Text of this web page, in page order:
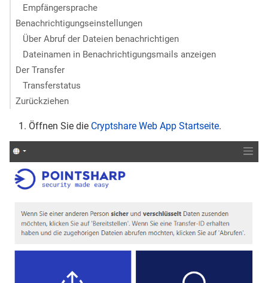
Empfängersprache
Benachrichtigungseinstellungen
Über Abruf der Dateien benachrichtigen
Dateinamen in Benachrichtigungsmails anzeigen
Der Transfer
Transferstatus
Zurückziehen
Öffnen Sie die Cryptshare Web App Startseite.